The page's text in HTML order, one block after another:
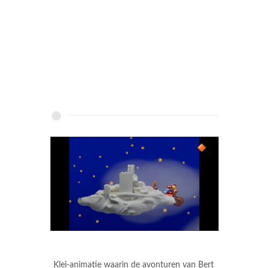
Klei-animatie waarin de avonturen van Bert